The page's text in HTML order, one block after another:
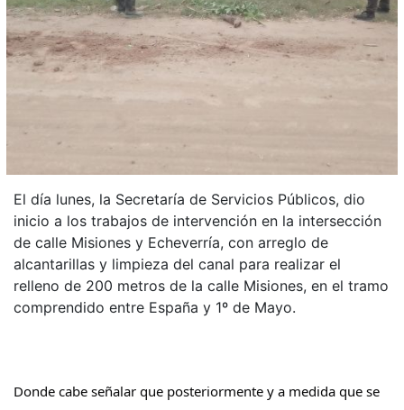
El día lunes, la Secretaría de Servicios Públicos, dio
inicio a los trabajos de intervención en la intersección
de calle Misiones y Echeverría, con arreglo de
alcantarillas y limpieza del canal para realizar el
relleno de 200 metros de la calle Misiones, en el tramo
comprendido entre España y 1º de Mayo.
Donde cabe señalar que posteriormente y a medida que se